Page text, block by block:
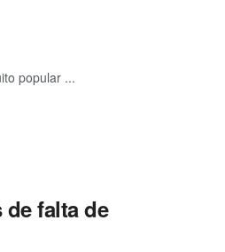
popular ...
falta de